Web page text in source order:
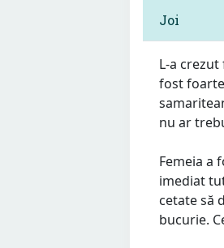
Joi
L-a crezut
fost
nu ar
Femeia a
imediat
cetate să
bucurie.